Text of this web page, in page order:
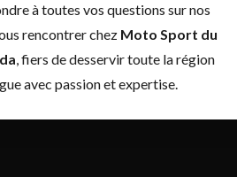
à toutes vos questions sur nos
rencontrer chez Moto Sport du
, fiers de desservir toute la région
avec passion et expertise.